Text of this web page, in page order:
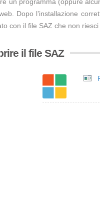
Dopo l’installazione
con il file SAZ che non riesci
il file SAZ